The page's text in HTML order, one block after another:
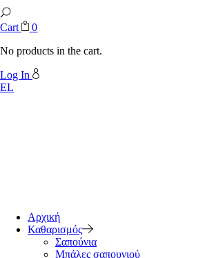
Cart
0
No products in the cart.
Log In
EL
Αρχική
Καθαρισμός
Σαπούνια
Μπάλες σαπουνιού